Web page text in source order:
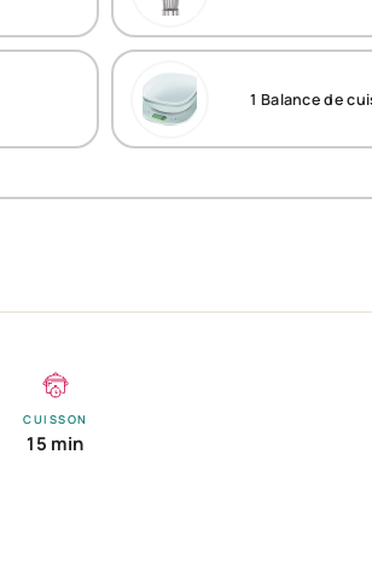
1 Balance de
CUISSON
15 min